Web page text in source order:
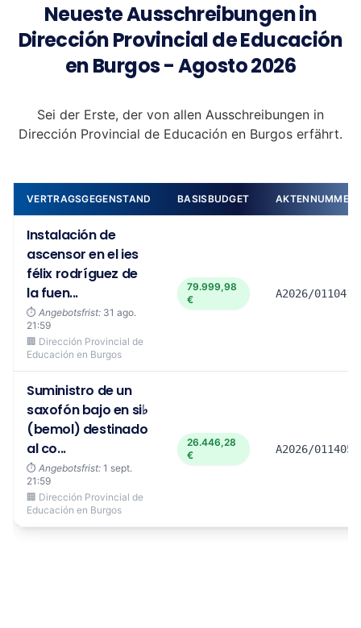
Neueste Ausschreibungen in
Dirección Provincial de Educación
en Burgos - Agosto 2026
Sei der Erste, der von allen Ausschreibungen in
Dirección Provincial de Educación en Burgos erfährt.
VERTRAGSGEGENSTAND BASISBUDGET AKTENNUMMER
Instalación de
ascensor en el ies
félix rodríguez de
la fuen...
⏱️ Angebotsfrist: 31 ago.
21:59
🏢 Dirección Provincial de
Educación en Burgos
79.999,98
€
A2026/011041
Suministro de un
saxofón bajo en si♭
(bemol) destinado
al co...
⏱️ Angebotsfrist: 1 sept.
21:59
🏢 Dirección Provincial de
Educación en Burgos
26.446,28
€
A2026/011405